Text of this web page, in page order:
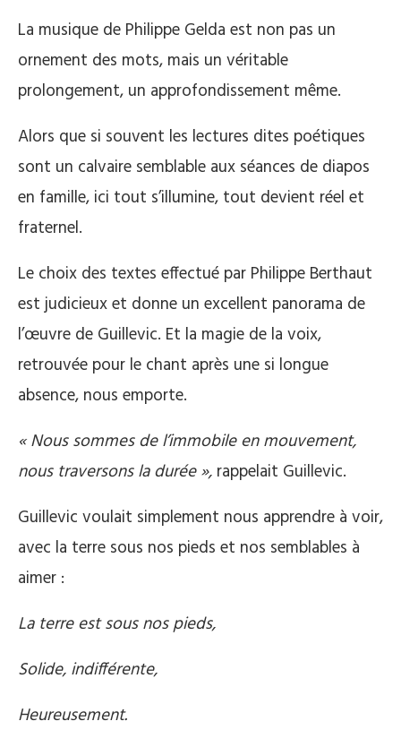
La musique de Philippe Gelda est non pas un
ornement des mots, mais un véritable
prolongement, un approfondissement même.
Alors que si souvent les lectures dites poétiques
sont un calvaire semblable aux séances de diapos
en famille, ici tout s’illumine, tout devient réel et
fraternel.
Le choix des textes effectué par Philippe Berthaut
est judicieux et donne un excellent panorama de
l’œuvre de Guillevic. Et la magie de la voix,
retrouvée pour le chant après une si longue
absence, nous emporte.
« Nous sommes de l’immobile en mouvement,
nous traversons la durée », rappelait Guillevic.
Guillevic voulait simplement nous apprendre à voir,
avec la terre sous nos pieds et nos semblables à
aimer :
La terre est sous nos pieds,
Solide, indifférente,
Heureusement.